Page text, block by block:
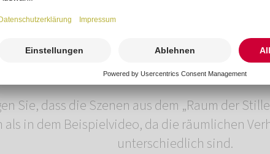
Sie, dass die Szenen aus dem „Raum der
als in dem Beispielvideo, da die räumlichen
unterschiedlich sind.